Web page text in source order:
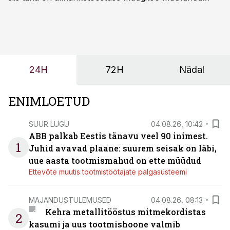
24H 72H Nädal
ENIMLOETUD
1
SUUR LUGU 04.08.26, 10:42
ABB palkab Eestis tänavu veel 90 inimest.
Juhid avavad plaane: suurem seisak on läbi,
uue aasta tootmismahud on ette müüdud
Ettevõte muutis tootmistöötajate palgasüsteemi
2
MAJANDUSTULEMUSED 04.08.26, 08:13
Kehra metallitööstus mitmekordistas
kasumi ja uus tootmishoone valmib